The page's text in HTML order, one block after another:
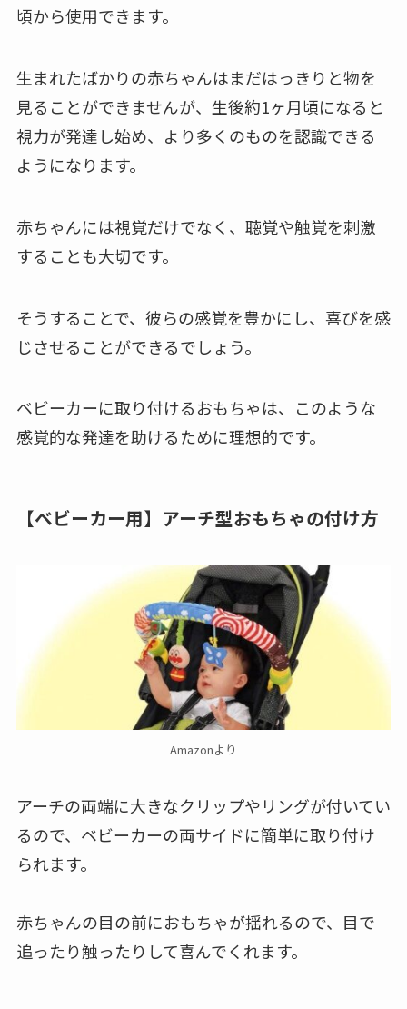
頃から使用できます。
生まれたばかりの赤ちゃんはまだはっきりと物を
見ることができませんが、生後約1ヶ月頃になると
視力が発達し始め、より多くのものを認識できる
ようになります。
赤ちゃんには視覚だけでなく、聴覚や触覚を刺激
することも大切です。
そうすることで、彼らの感覚を豊かにし、喜びを感
じさせることができるでしょう。
ベビーカーに取り付けるおもちゃは、このような
感覚的な発達を助けるために理想的です。
【ベビーカー用】アーチ型おもちゃの付け方
Amazonより
アーチの両端に大きなクリップやリングが付いてい
るので、ベビーカーの両サイドに簡単に取り付け
られます。
赤ちゃんの目の前におもちゃが揺れるので、目で
追ったり触ったりして喜んでくれます。